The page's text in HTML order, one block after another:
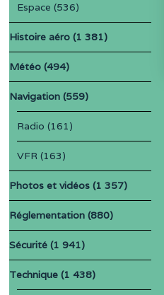
Espace (536)
Histoire aéro (1 381)
Météo (494)
Navigation (559)
Radio (161)
VFR (163)
Photos et vidéos (1 357)
Réglementation (880)
Sécurité (1 941)
Technique (1 438)